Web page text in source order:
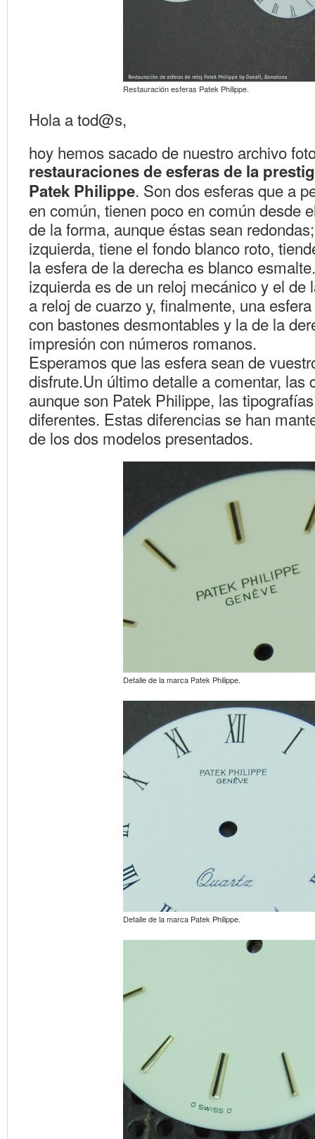
Restauración esferas Patek Philippe.
Hola a tod@s,
hoy hemos sacado de nuestro archivo
restauraciones de esferas de la
Patek Philippe. Son dos esferas que a
en común, tienen poco en común desde
de la forma, aunque éstas sean
izquierda, tiene el fondo blanco roto,
la esfera de la derecha es blanco
izquierda es de un reloj mecánico y el de
a reloj de cuarzo y, finalmente, una
con bastones desmontables y la de la
impresión con números romanos.
Esperamos que las esfera sean de
disfrute.Un último detalle a comentar, las
aunque son Patek Philippe, las
diferentes. Estas diferencias se han
de los dos modelos presentados.
Detalle de la marca Patek Philippe.
Detalle de la marca Patek Philippe.